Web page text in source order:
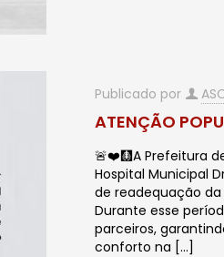
Publicado por
ATENÇÃO
🚨❤️🩻A Prefeitura
Hospital Municipal
de readequação
Durante esse
parceiros,
conforto na […]